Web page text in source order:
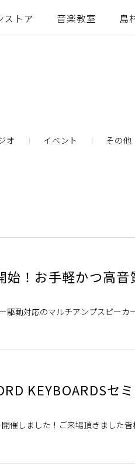
ストア 音楽教室 島
オ イベント その他
！お手軽かつ高音
駆動対応のマルチアンプスピーカ
KEYBOARDSセ
催しました！ご来場頂きました